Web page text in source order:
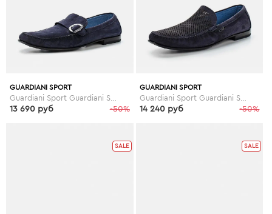
GUARDIANI SPORT
-50%
13 690 руб
GUARDIANI SPORT
Guardiani Sport Guardiani Sport GU013AMDYC69
-50%
14 240 руб
SALE SALE